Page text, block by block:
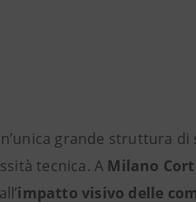
grande struttura
tecnica. A Milano
impatto visivo delle